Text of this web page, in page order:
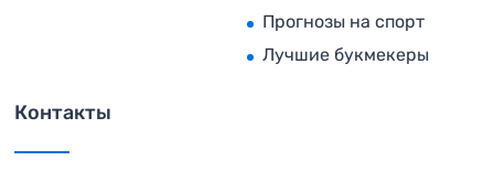
Прогнозы на спорт
Лучшие букмекеры
Контакты